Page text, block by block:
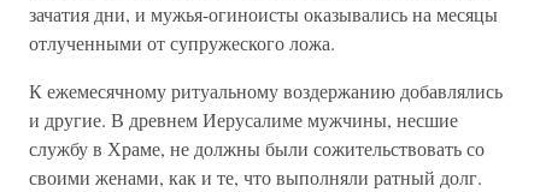
зачатия дни, и мужья-огиноисты оказывались на месяцы
отлученными от супружеского ложа.
К ежемесячному ритуальному воздержанию добавлялись
и другие. В древнем Иерусалиме мужчины, несшие
службу в Храме, не должны были сожительствовать со
своими женами, как и те, что выполняли ратный долг.